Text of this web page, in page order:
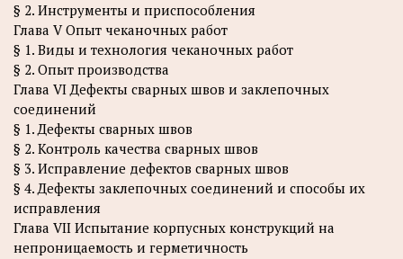
§ 2. Инструменты и приспособления
Глава V Опыт чеканочных работ
§ 1. Виды и технология чеканочных работ
§ 2. Опыт производства
Глава VI Дефекты сварных швов и заклепочных
соединений
§ 1. Дефекты сварных швов
§ 2. Контроль качества сварных швов
§ 3. Исправление дефектов сварных швов
§ 4. Дефекты заклепочных соединений и способы их
исправления
Глава VII Испытание корпусных конструкций на
непроницаемость и герметичность